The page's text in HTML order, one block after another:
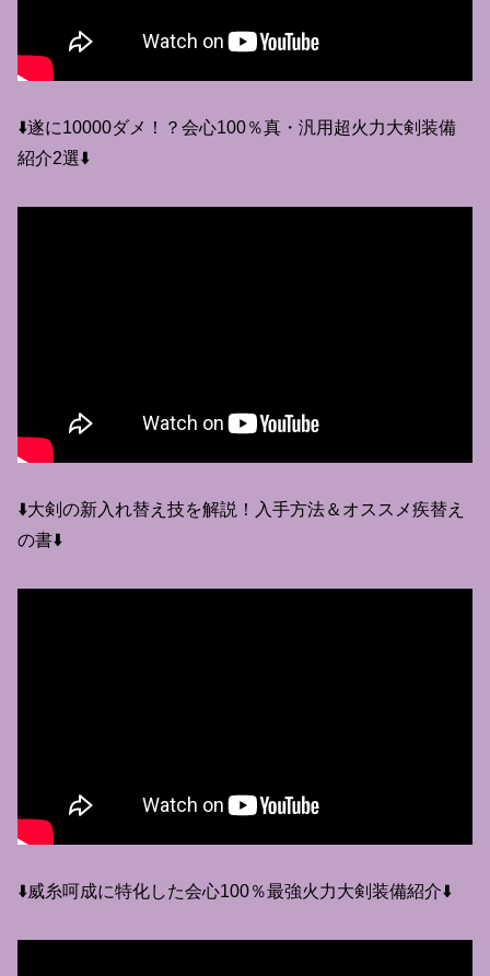
⬇️遂に10000ダメ！？会心100％真・汎用超火力大剣装備
紹介2選⬇️
⬇️大剣の新入れ替え技を解説！入手方法＆オススメ疾替え
の書⬇️
⬇️威糸呵成に特化した会心100％最強火力大剣装備紹介⬇️